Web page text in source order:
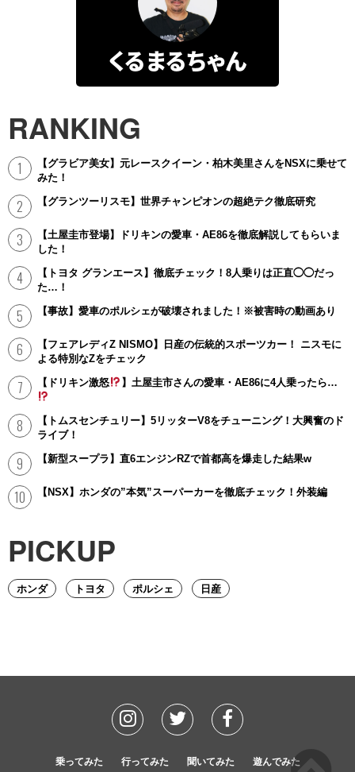
くるまるちゃん
RANKING
【グラビア美女】元レースクイーン・柏木美里さんをNSXに乗せて
みた！
【グランツーリスモ】世界チャンピオンの超絶テク徹底研究
【土屋圭市登場】ドリキンの愛車・AE86を徹底解説してもらいま
した！
【トヨタ グランエース】徹底チェック！8人乗りは正直◯◯だっ
た…！
【事故】愛車のポルシェが破壊されました！※被害時の動画あり
【フェアレディZ NISMO】日産の伝統的スポーツカー！ ニスモに
よる特別なZをチェック
【ドリキン激怒
】土屋圭市さんの愛車・AE86に4人乗ったら…
【トムスセンチュリー】5リッターV8をチューニング！大興奮のド
ライブ！
【新型スープラ】直6エンジンRZで首都高を爆走した結果w
【NSX】ホンダの”本気”スーパーカーを徹底チェック！外装編
PICKUP
ホンダ トヨタ ポルシェ 日産
乗ってみた 行ってみた 聞いてみた 遊んでみた